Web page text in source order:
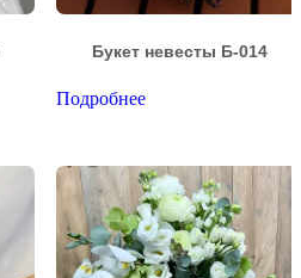
Букет невесты Б-014
Подробнее